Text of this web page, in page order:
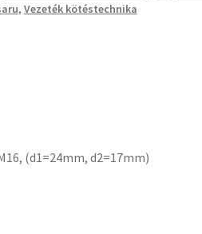
, Vezeték kötéstechnika
(d1=24mm, d2=17mm)